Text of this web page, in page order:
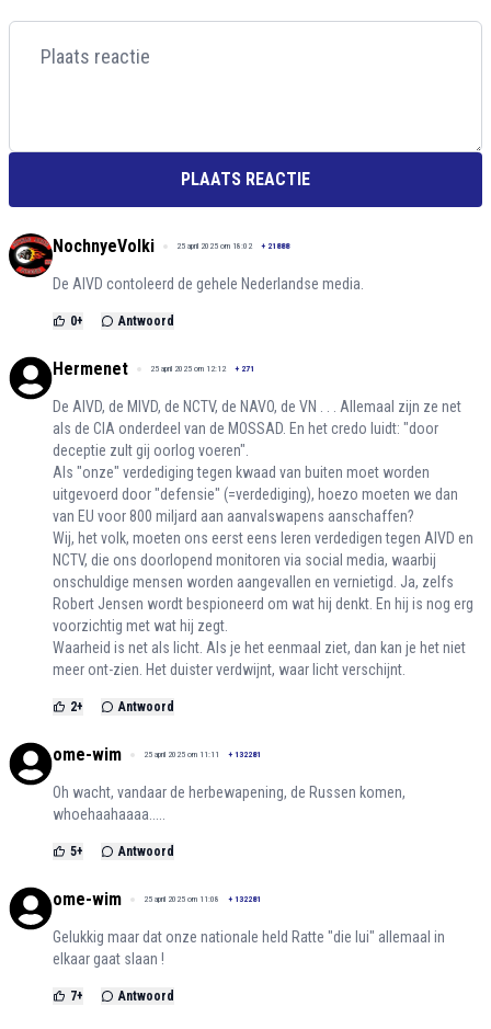
PLAATS REACTIE
NochnyeVolki 25 april 2025 om 18:02 + 21888
De AIVD contoleerd de gehele Nederlandse media.
0+ Antwoord
Hermenet 25 april 2025 om 12:12 + 271
De AIVD, de MIVD, de NCTV, de NAVO, de VN . . . Allemaal zijn ze net
als de CIA onderdeel van de MOSSAD. En het credo luidt: "door
deceptie zult gij oorlog voeren".
Als "onze" verdediging tegen kwaad van buiten moet worden
uitgevoerd door "defensie" (=verdediging), hoezo moeten we dan
van EU voor 800 miljard aan aanvalswapens aanschaffen?
Wij, het volk, moeten ons eerst eens leren verdedigen tegen AIVD en
NCTV, die ons doorlopend monitoren via social media, waarbij
onschuldige mensen worden aangevallen en vernietigd. Ja, zelfs
Robert Jensen wordt bespioneerd om wat hij denkt. En hij is nog erg
voorzichtig met wat hij zegt.
Waarheid is net als licht. Als je het eenmaal ziet, dan kan je het niet
meer ont-zien. Het duister verdwijnt, waar licht verschijnt.
2+ Antwoord
ome-wim 25 april 2025 om 11:11 + 132281
Oh wacht, vandaar de herbewapening, de Russen komen,
whoehaahaaaa.....
5+ Antwoord
ome-wim 25 april 2025 om 11:08 + 132281
Gelukkig maar dat onze nationale held Ratte "die lui" allemaal in
elkaar gaat slaan !
7+ Antwoord